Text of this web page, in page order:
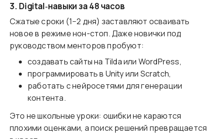
3. Digital‑навыки за 48 часов
Сжатые сроки (1−2 дня) заставляют осваивать
новое в режиме нон-стоп. Даже новички под
руководством менторов пробуют:
создавать сайты на Tilda или WordPress,
программировать в Unity или Scratch,
работать с нейросетями для генерации
контента.
Это не школьные уроки: ошибки не караются
плохими оценками, а поиск решений превращается